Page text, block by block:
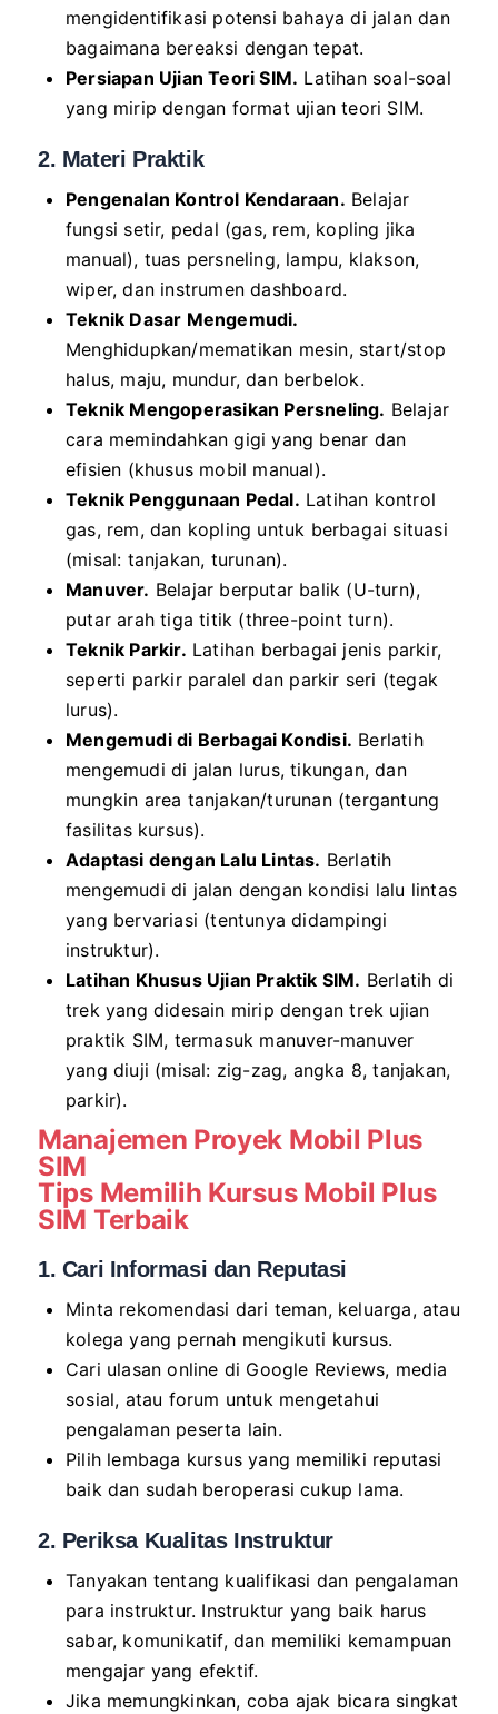
mengidentifikasi potensi bahaya di jalan dan
bagaimana bereaksi dengan tepat.
Persiapan Ujian Teori SIM. Latihan soal-soal
yang mirip dengan format ujian teori SIM.
2. Materi Praktik
Pengenalan Kontrol Kendaraan. Belajar
fungsi setir, pedal (gas, rem, kopling jika
manual), tuas persneling, lampu, klakson,
wiper, dan instrumen dashboard.
Teknik Dasar Mengemudi.
Menghidupkan/mematikan mesin, start/stop
halus, maju, mundur, dan berbelok.
Teknik Mengoperasikan Persneling. Belajar
cara memindahkan gigi yang benar dan
efisien (khusus mobil manual).
Teknik Penggunaan Pedal. Latihan kontrol
gas, rem, dan kopling untuk berbagai situasi
(misal: tanjakan, turunan).
Manuver. Belajar berputar balik (U-turn),
putar arah tiga titik (three-point turn).
Teknik Parkir. Latihan berbagai jenis parkir,
seperti parkir paralel dan parkir seri (tegak
lurus).
Mengemudi di Berbagai Kondisi. Berlatih
mengemudi di jalan lurus, tikungan, dan
mungkin area tanjakan/turunan (tergantung
fasilitas kursus).
Adaptasi dengan Lalu Lintas. Berlatih
mengemudi di jalan dengan kondisi lalu lintas
yang bervariasi (tentunya didampingi
instruktur).
Latihan Khusus Ujian Praktik SIM. Berlatih di
trek yang didesain mirip dengan trek ujian
praktik SIM, termasuk manuver-manuver
yang diuji (misal: zig-zag, angka 8, tanjakan,
parkir).
Manajemen Proyek Mobil Plus
SIM
Tips Memilih Kursus Mobil Plus
SIM Terbaik
1. Cari Informasi dan Reputasi
Minta rekomendasi dari teman, keluarga, atau
kolega yang pernah mengikuti kursus.
Cari ulasan online di Google Reviews, media
sosial, atau forum untuk mengetahui
pengalaman peserta lain.
Pilih lembaga kursus yang memiliki reputasi
baik dan sudah beroperasi cukup lama.
2. Periksa Kualitas Instruktur
Tanyakan tentang kualifikasi dan pengalaman
para instruktur. Instruktur yang baik harus
sabar, komunikatif, dan memiliki kemampuan
mengajar yang efektif.
Jika memungkinkan, coba ajak bicara singkat